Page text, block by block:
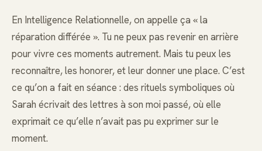
En Intelligence Relationnelle, on appelle ça « la
réparation différée ». Tu ne peux pas revenir en arrière
pour vivre ces moments autrement. Mais tu peux les
reconnaître, les honorer, et leur donner une place. C’est
ce qu’on a fait en séance : des rituels symboliques où
Sarah écrivait des lettres à son moi passé, où elle
exprimait ce qu’elle n’avait pas pu exprimer sur le
moment.